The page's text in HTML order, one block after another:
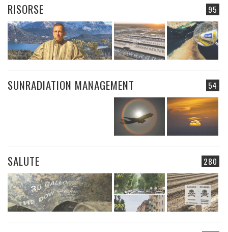
95
RISORSE
54
SUNRADIATION MANAGEMENT
280
SALUTE